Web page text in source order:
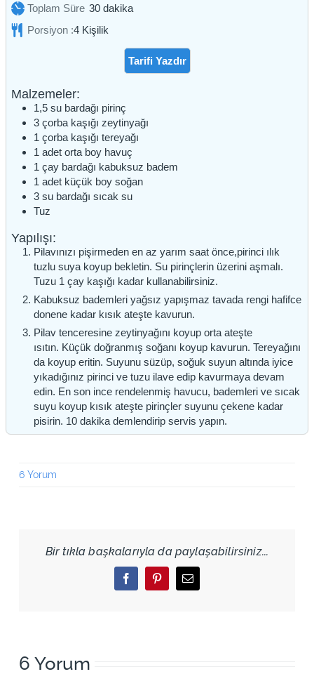
Toplam Süre 30dakika
dakika
Porsiyon :4 Kişilik
Tarifi Yazdır
Malzemeler:
1,5 su bardağı pirinç
3 çorba kaşığı zeytinyağı
1 çorba kaşığı tereyağı
1 adet orta boy havuç
1 çay bardağı kabuksuz badem
1 adet küçük boy soğan
3 su bardağı sıcak su
Tuz
Yapılışı:
Pilavınızı pişirmeden en az yarım saat önce,pirinci ılık
tuzlu suya koyup bekletin. Su pirinçlerin üzerini aşmalı.
Tuzu 1 çay kaşığı kadar kullanabilirsiniz.
Kabuksuz bademleri yağsız yapışmaz tavada rengi hafifce
donene kadar kısık ateşte kavurun.
Pilav tenceresine zeytinyağını koyup orta ateşte
ısıtın. Küçük doğranmış soğanı koyup kavurun. Tereyağını
da koyup eritin. Suyunu süzüp, soğuk suyun altında iyice
yıkadığınız pirinci ve tuzu ilave edip kavurmaya devam
edin. En son ince rendelenmiş havucu, bademleri ve sıcak
suyu koyup kısık ateşte pirinçler suyunu çekene kadar
pisirin. 10 dakika demlendirip servis yapın.
6 Yorum
Bir tıkla başkalarıyla da paylaşabilirsiniz...
FacebookPinterestEmail
6 Yorum